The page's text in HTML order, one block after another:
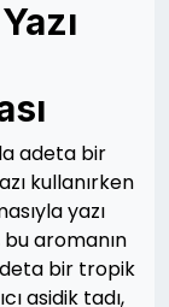
adeta bir
kullanırken
yazı
aromanın
bir tropik
asidik tadı,